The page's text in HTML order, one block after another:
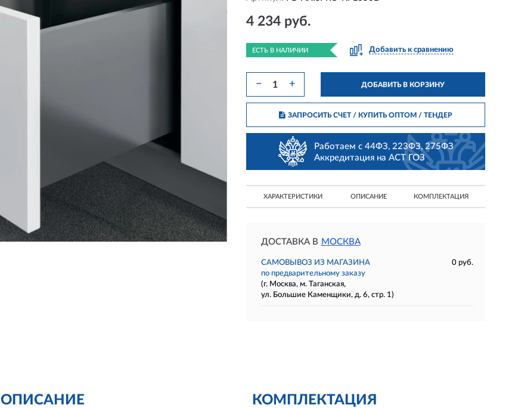
4 234 руб.
ЕСТЬ В НАЛИЧИИ Добавить к сравнению
− + ДОБАВИТЬ В КОРЗИНУ
ЗАПРОСИТЬ СЧЕТ / КУПИТЬ ОПТОМ/ ТЕНДЕР
Работаем с 44ФЗ, 223ФЗ, 275ФЗ
Аккредитация на АСТ ГОЗ
ХАРАКТЕРИСТИКИ ОПИСАНИЕ КОМПЛЕКТАЦИЯ
ДОСТАВКА В МОСКВА
САМОВЫВОЗ ИЗ МАГАЗИНА
0 руб.
по предварительному заказу
(г. Москва, м. Таганская,
ул. Большие Каменщики, д. 6, стр. 1)
КОМПЛЕКТАЦИЯ
ОПИСАНИЕ